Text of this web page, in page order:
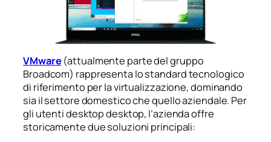
VMware(attualmente parte del gruppo
Broadcom) rappresenta lo standard tecnologico
di riferimento per la virtualizzazione, dominando
sia il settore domestico che quello aziendale. Per
gli utenti desktop desktop, l’azienda offre
storicamente due soluzioni principali: